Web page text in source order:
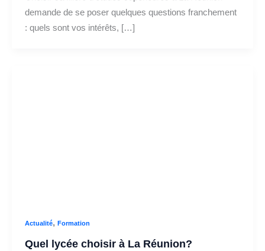
demande de se poser quelques questions franchement
: quels sont vos intérêts, […]
Actualité, Formation
Quel lycée choisir à La Réunion?